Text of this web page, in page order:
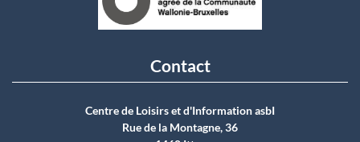
Contact
Centre de Loisirs et d'Information asbI
Rue de la Montagne, 36